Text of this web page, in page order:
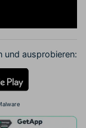
und ausprobieren: